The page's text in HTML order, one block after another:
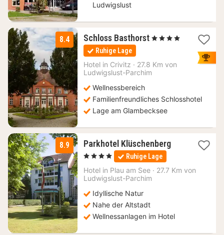
Ludwigslust
8.4 Schloss Basthorst 3
120,37
€
, 4 Sterne
Ruhige Lage
Hotel in Crivitz · 27.8 Km von
Ludwigslust-Parchim
Wellnessbereich
Familienfreundliches Schlosshotel
Lage am Glambecksee
8.9 Parkhotel Klüschenberg1
135
, 4 Sterne Ruhige Lage
Hotel in Plau am See · 27.7 Km von
Ludwigslust-Parchim
Idyllische Natur
Nahe der Altstadt
Wellnessanlagen im Hotel